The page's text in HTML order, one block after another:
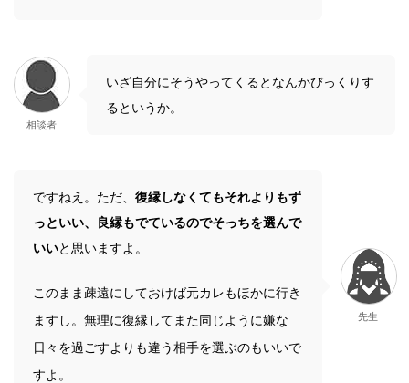
相談者
いざ自分にそうやってくるとなんかびっくりす
るというか。
ですねえ。ただ、 復縁しなくてもそれよりもず
っといい、良縁もでているのでそっちを選んで
いいと思いますよ。
このまま疎遠にしておけば元カレもほかに行き
ますし。無理に復縁してまた同じように嫌な
日々を過ごすよりも違う相手を選ぶのもいいで
すよ。
先生